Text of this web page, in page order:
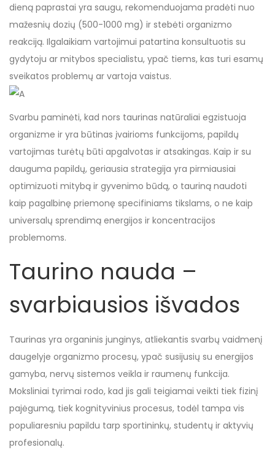
dieną paprastai yra saugu, rekomenduojama pradėti nuo
mažesnių dozių (500-1000 mg) ir stebėti organizmo
reakciją. Ilgalaikiam vartojimui patartina konsultuotis su
gydytoju ar mitybos specialistu, ypač tiems, kas turi esamų
sveikatos problemų ar vartoja vaistus.
Svarbu paminėti, kad nors taurinas natūraliai egzistuoja
organizme ir yra būtinas įvairioms funkcijoms, papildų
vartojimas turėtų būti apgalvotas ir atsakingas. Kaip ir su
dauguma papildų, geriausia strategija yra pirmiausiai
optimizuoti mitybą ir gyvenimo būdą, o tauriną naudoti
kaip pagalbinę priemonę specifiniams tikslams, o ne kaip
universalų sprendimą energijos ir koncentracijos
problemoms.
Taurino nauda –
svarbiausios išvados
Taurinas yra organinis junginys, atliekantis svarbų vaidmenį
daugelyje organizmo procesų, ypač susijusių su energijos
gamyba, nervų sistemos veikla ir raumenų funkcija.
Moksliniai tyrimai rodo, kad jis gali teigiamai veikti tiek fizinį
pajėgumą, tiek kognityvinius procesus, todėl tampa vis
populiaresniu papildu tarp sportininkų, studentų ir aktyvių
profesionalų.